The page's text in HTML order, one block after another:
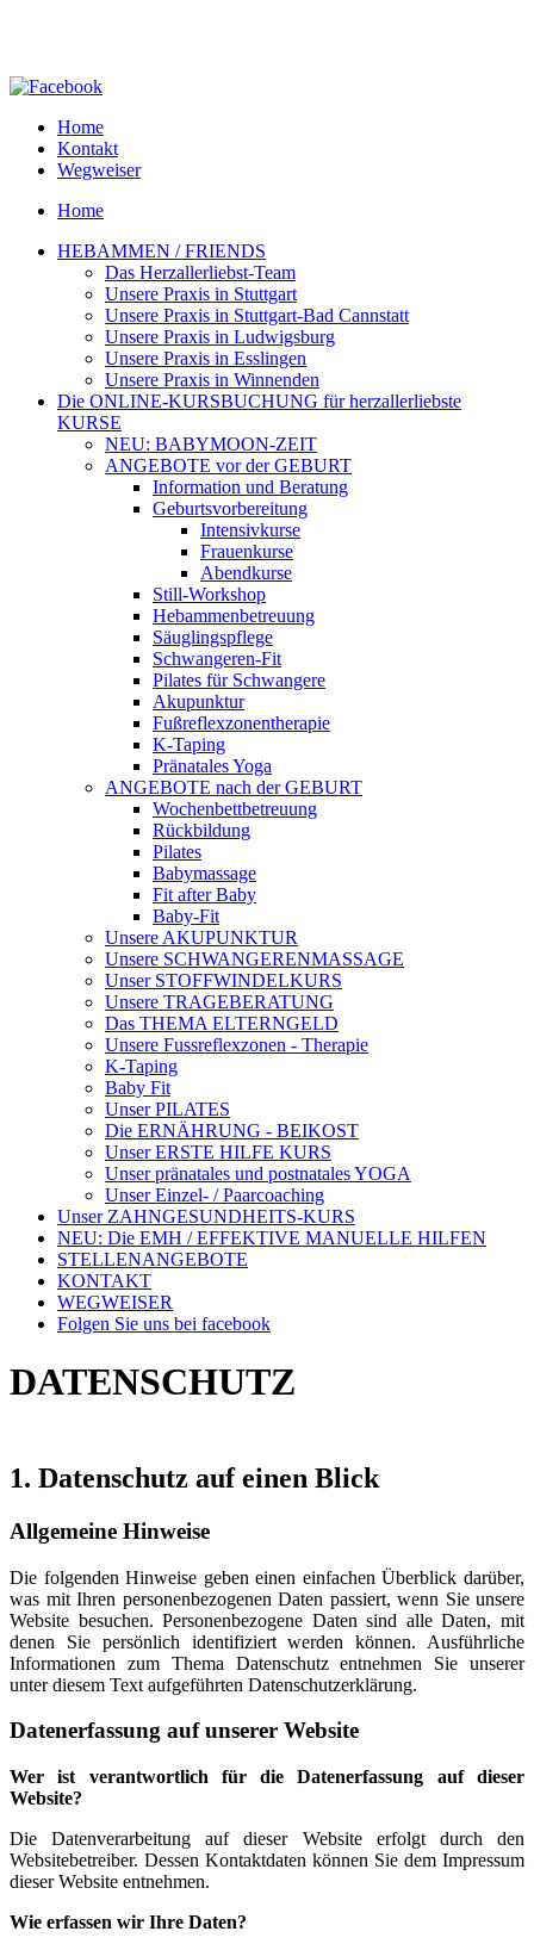
Home
Kontakt
Wegweiser
Home
HEBAMMEN / FRIENDS
Das Herzallerliebst-Team
Unsere Praxis in Stuttgart
Unsere Praxis in Stuttgart-Bad Cannstatt
Unsere Praxis in Ludwigsburg
Unsere Praxis in Esslingen
Unsere Praxis in Winnenden
Die ONLINE-KURSBUCHUNG für herzallerliebste
KURSE
NEU: BABYMOON-ZEIT
ANGEBOTE vor der GEBURT
Information und Beratung
Geburtsvorbereitung
Intensivkurse
Frauenkurse
Abendkurse
Still-Workshop
Hebammenbetreuung
Säuglingspflege
Schwangeren-Fit
Pilates für Schwangere
Akupunktur
Fußreflexzonentherapie
K-Taping
Pränatales Yoga
ANGEBOTE nach der GEBURT
Wochenbettbetreuung
Rückbildung
Pilates
Babymassage
Fit after Baby
Baby-Fit
Unsere AKUPUNKTUR
Unsere SCHWANGERENMASSAGE
Unser STOFFWINDELKURS
Unsere TRAGEBERATUNG
Das THEMA ELTERNGELD
Unsere Fussreflexzonen - Therapie
K-Taping
Baby Fit
Unser PILATES
Die ERNÄHRUNG - BEIKOST
Unser ERSTE HILFE KURS
Unser pränatales und postnatales YOGA
Unser Einzel- / Paarcoaching
Unser ZAHNGESUNDHEITS-KURS
NEU: Die EMH / EFFEKTIVE MANUELLE HILFEN
STELLENANGEBOTE
KONTAKT
WEGWEISER
Folgen Sie uns bei facebook
DATENSCHUTZ
1. Datenschutz auf einen Blick
Allgemeine Hinweise
Die folgenden Hinweise geben einen einfachen Überblick darüber,
was mit Ihren personenbezogenen Daten passiert, wenn Sie unsere
Website besuchen. Personenbezogene Daten sind alle Daten, mit
denen Sie persönlich identifiziert werden können. Ausführliche
Informationen zum Thema Datenschutz entnehmen Sie unserer
unter diesem Text aufgeführten Datenschutzerklärung.
Datenerfassung auf unserer Website
Wer ist verantwortlich für die Datenerfassung auf dieser
Website?
Die Datenverarbeitung auf dieser Website erfolgt durch den
Websitebetreiber. Dessen Kontaktdaten können Sie dem Impressum
dieser Website entnehmen.
Wie erfassen wir Ihre Daten?